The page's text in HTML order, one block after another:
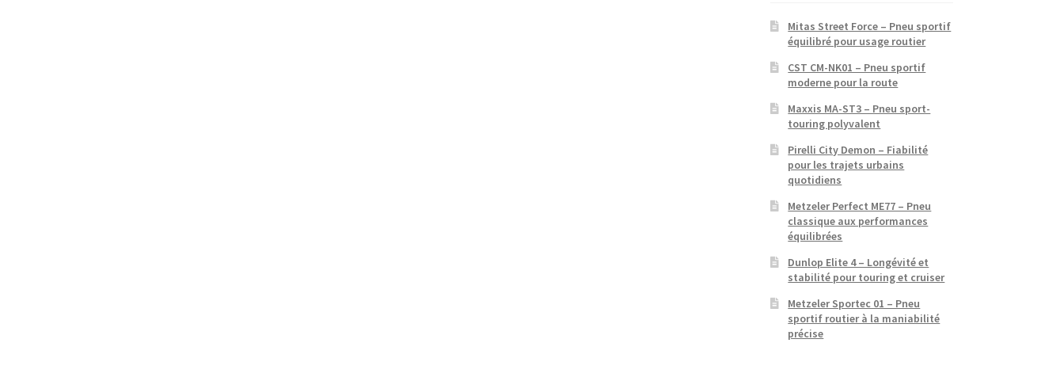
Mitas Street Force – Pneu sportif
équilibré pour usage routier
CST CM-NK01 – Pneu sportif
moderne pour la route
Maxxis MA-ST3 – Pneu sport-
touring polyvalent
Pirelli City Demon – Fiabilité
pour les trajets urbains
quotidiens
Metzeler Perfect ME77 – Pneu
classique aux performances
équilibrées
Dunlop Elite 4 – Longévité et
stabilité pour touring et cruiser
Metzeler Sportec 01 – Pneu
sportif routier à la maniabilité
précise